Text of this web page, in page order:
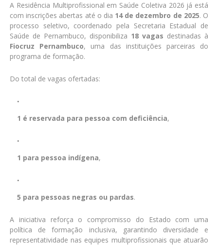
A Residência Multiprofissional em Saúde Coletiva 2026 já está
com inscrições abertas até o dia 14 de dezembro de 2025. O
processo seletivo, coordenado pela Secretaria Estadual de
Saúde de Pernambuco, disponibiliza 18 vagas destinadas à
Fiocruz Pernambuco, uma das instituições parceiras do
programa de formação.
Do total de vagas ofertadas:
1 é reservada para pessoa com deficiência,
1 para pessoa indígena,
5 para pessoas negras ou pardas.
A iniciativa reforça o compromisso do Estado com uma
política de formação inclusiva, garantindo diversidade e
representatividade nas equipes multiprofissionais que atuarão